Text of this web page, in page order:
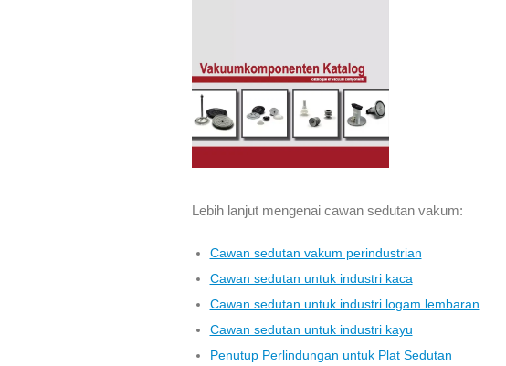
Lebih lanjut mengenai cawan sedutan vakum:
Cawan sedutan vakum perindustrian
Cawan sedutan untuk industri kaca
Cawan sedutan untuk industri logam lembaran
Cawan sedutan untuk industri kayu
Penutup Perlindungan untuk Plat Sedutan